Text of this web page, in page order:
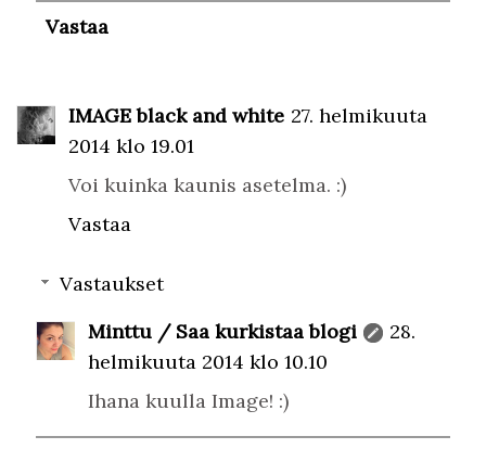
Vastaa
IMAGE black and white 27. helmikuuta
2014 klo 19.01
Voi kuinka kaunis asetelma. :)
Vastaa
Vastaukset
Minttu / Saa kurkistaa blogi
28.
helmikuuta 2014 klo 10.10
Ihana kuulla Image! :)